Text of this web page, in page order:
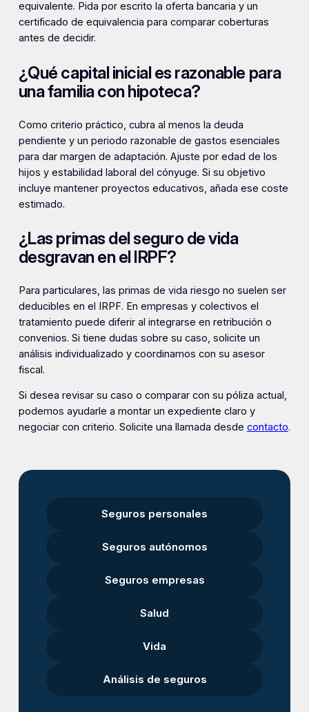
equivalente. Pida por escrito la oferta bancaria y un
certificado de equivalencia para comparar coberturas
antes de decidir.
¿Qué capital inicial es razonable para
una familia con hipoteca?
Como criterio práctico, cubra al menos la deuda
pendiente y un periodo razonable de gastos esenciales
para dar margen de adaptación. Ajuste por edad de los
hijos y estabilidad laboral del cónyuge. Si su objetivo
incluye mantener proyectos educativos, añada ese coste
estimado.
¿Las primas del seguro de vida
desgravan en el IRPF?
Para particulares, las primas de vida riesgo no suelen ser
deducibles en el IRPF. En empresas y colectivos el
tratamiento puede diferir al integrarse en retribución o
convenios. Si tiene dudas sobre su caso, solicite un
análisis individualizado y coordinamos con su asesor
fiscal.
Si desea revisar su caso o comparar con su póliza actual,
podemos ayudarle a montar un expediente claro y
negociar con criterio. Solicite una llamada desde contacto.
Seguros personales
Seguros autónomos
Seguros empresas
Salud
Vida
Análisis de seguros